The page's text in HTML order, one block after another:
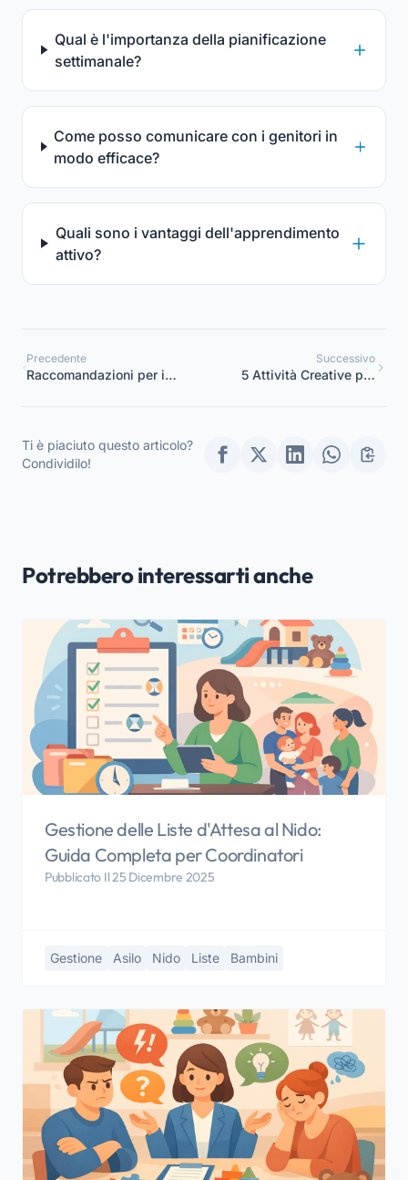
Qual è l'importanza della pianificazione
settimanale?
Come posso comunicare con i genitori in
modo efficace?
Quali sono i vantaggi dell'apprendimento
attivo?
Precedente
Raccomandazioni per i
Natale 2025
Successivo
5 Attività Creative per
Ti è piaciuto questo articolo?
Condividilo!
Potrebbero interessarti anche
Gestione delle Liste d'Attesa al Nido:
Guida Completa per Coordinatori
Pubblicato Il 25 Dicembre 2025
Gestione Asilo Nido Liste Bambini